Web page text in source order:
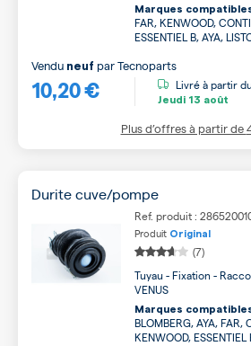
Marques
FAR, KENWOOD,
ESSENTIEL B, AYA,
10,20 €
Vendu neuf parTecnoparts
Livré à partir du
Jeudi 13 août
Plus d’offres à partir de
Durite cuve/pompe
Ref. produit :
Produit Original
(7)
Tuyau - Fixation -
VENUS
Marques
BLOMBERG, AYA, FAR,
KENWOOD, ESSENTIEL